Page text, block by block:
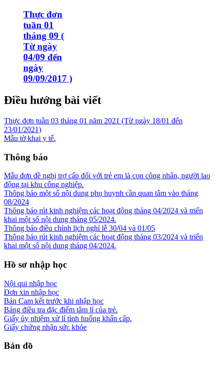
Thực đơn
tuần 01
tháng 09 (
Từ ngày
04/09 đến
ngày
09/09/2017 )
Điều hướng bài viết
Thực đơn tuần 03 tháng 01 năm 2021 (Từ ngày 18/01 đến
23/01/2021)
Mẫu tờ khai y tế.
Thông báo
Mẫu đơn đề nghị trợ cấp đối với trẻ em là con công nhân, người lao
động tại khu công nghiệp.
Thông báo một số nội dung phụ huynh cần quan tâm vào tháng
08/2024
Thông báo rút kinh nghiệm các hoạt động tháng 04/2024 và triển
khai một số nội dung tháng 05/2024.
Thông báo điều chỉnh lịch nghỉ lễ 30/04 và 01/05
Thông báo rút kinh nghiệm các hoạt động tháng 03/2024 và triển
khai một số nội dung tháng 04/2024.
Hồ sơ nhập học
Nội qui nhập học
Đơn xin nhập học
Bản Cam kết trước khi nhập học
Bảng điều tra đặc điểm tâm lí của trẻ.
Giấy ủy nhiệm xử lí tình huống khẩn cấp.
Giấy chứng nhận sức khỏe
Bản đồ